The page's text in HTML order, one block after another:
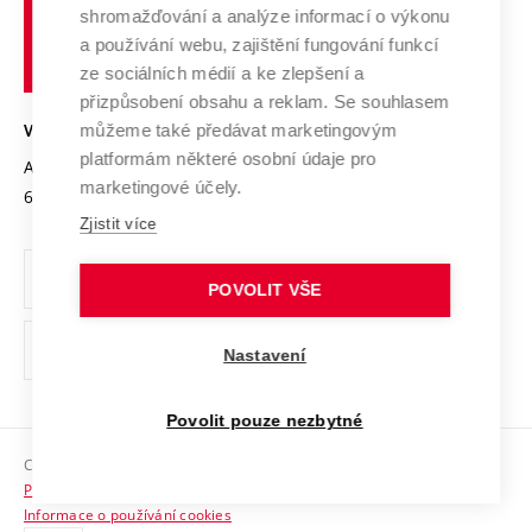
Transfer znalostí
Open Science
Projekty
Projekty ze strukturálních fondů
Specifický výzkum
Služby univerzity
Mezinárodní dohody
Univerzitní sítě
Udržitelná univerzita
Podnikavá univerzita / ContriBUTe
Bezpečná univerzita
Vyznamenání
Organizační struktura
Ochrana osobních údajů
odkaz)
Sociální bezpečí
HR Award
učení
technické
VYSOKÉ UČENÍ TECHNICKÉ V BRNĚ
Antonínská 548/1
602 00 Brno
www.vut.cz
vut@vutbr.cz
Copyright © 2026 VUT
Prohlášení o přístupnosti
Informace o používání cookies
shromažďování a analýze informací o výkonu
a používání webu, zajištění fungování funkcí
ze sociálních médií a ke zlepšení a
přizpůsobení obsahu a reklam. Se souhlasem
můžeme také předávat marketingovým
platformám některé osobní údaje pro
marketingové účely.
Zjistit více
POVOLIT VŠE
Nastavení
Povolit pouze nezbytné